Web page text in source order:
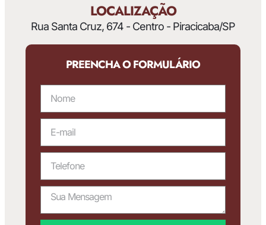
LOCALIZAÇÃO
Rua Santa Cruz, 674 - Centro - Piracicaba/SP
PREENCHA O FORMULÁRIO